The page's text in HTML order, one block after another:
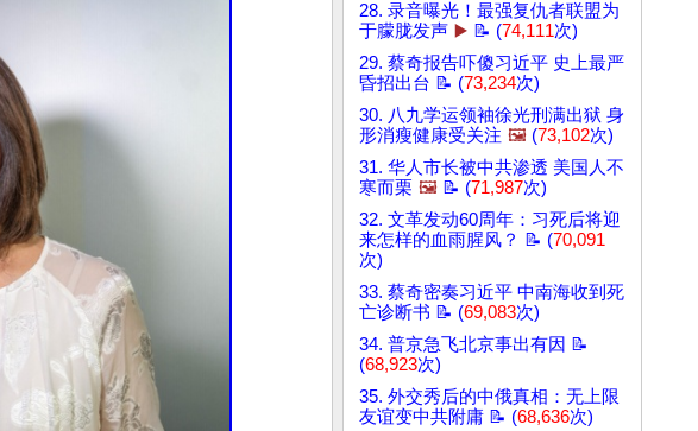
28. 录音曝光！最强复仇者联盟为
于朦胧发声 ▶️ 📝 (74,111次)
29. 蔡奇报告吓傻习近平 史上最严
昏招出台 📝 (73,234次)
30. 八九学运领袖徐光刑满出狱 身
形消瘦健康受关注 🖼️ (73,102次)
31. 华人市长被中共渗透 美国人不
寒而栗 🖼️ 📝 (71,987次)
32. 文革发动60周年：习死后将迎
来怎样的血雨腥风？ 📝 (70,091
次)
33. 蔡奇密奏习近平 中南海收到死
亡诊断书 📝 (69,083次)
34. 普京急飞北京事出有因 📝
(68,923次)
35. 外交秀后的中俄真相：无上限
友谊变中共附庸 📝 (68,636次)